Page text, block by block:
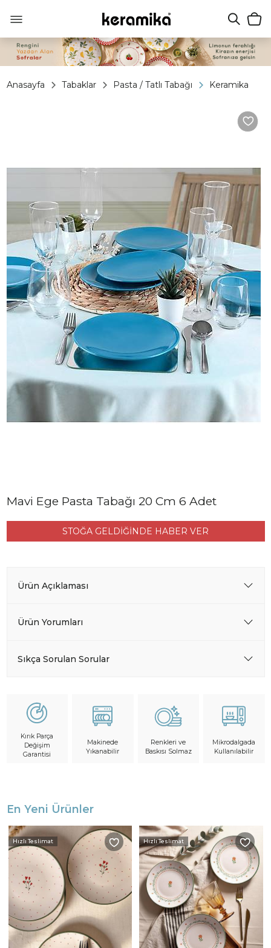
Anasayfa Tabaklar Pasta / Tatlı Tabağı Keramika
Mavi Ege Pasta Tabağı 20 Cm 6 Adet
STOĞA GELDİĞİNDE HABER VER
Ürün Açıklaması
Ürün Yorumları
Sıkça Sorulan Sorular
Kırık Parça
Değişim
Garantisi
Makinede
Yıkanabilir
Renkleri ve
Baskısı Solmaz
Mikrodalgada
Kullanılabilir
En Yeni Ürünler
Hızlı Teslimat Hızlı Teslimat